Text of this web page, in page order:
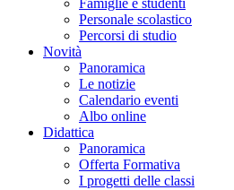
Famiglie e studenti
Personale scolastico
Percorsi di studio
Novità
Panoramica
Le notizie
Calendario eventi
Albo online
Didattica
Panoramica
Offerta Formativa
I progetti delle classi